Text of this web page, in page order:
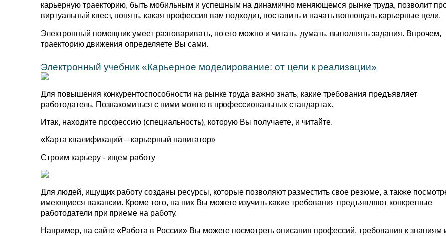
карьерную траекторию, быть мобильным и успешным на динамично меняющемся рынке труда, позволит
виртуальный квест, понять, какая профессия вам подходит, поставить и начать воплощать карьерные цели.
Электронный помощник умеет разговаривать, но его можно и читать, думать, выполнять задания. Впрочем,
траекторию движения определяете Вы сами.
Электронный учебник «Карьерное моделирование: от цели к реализации»
Для повышения конкурентоспособности на рынке труда важно знать, какие требования предъявляет
работодатель. Познакомиться с ними можно в профессиональных стандартах.
Итак, находите профессию (специальность), которую Вы получаете, и читайте.
«Карта квалификаций – карьерный навигатор»
Строим карьеру - ищем работу
Для людей, ищущих работу созданы ресурсы, которые позволяют разместить свое резюме, а также
имеющиеся вакансии. Кроме того, на них Вы можете изучить какие требования предъявляют конкретные
работодатели при приеме на работу.
Например, на сайте «Работа в России» Вы можете посмотреть описания профессий, требования к знаниям